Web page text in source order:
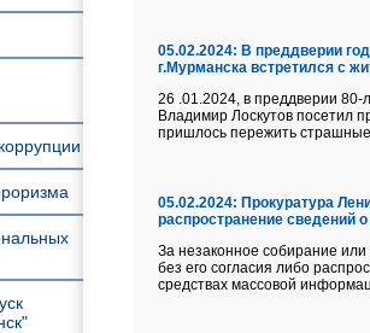
05.02.2024: В преддверии
г.Мурманска встретился с
26 .01.2024, в преддверии 80-
Владимир Лоскутов посетил
пришлось пережить страшные
05.02.2024: Прокуратура
распространение сведений
За незаконное собирание
без его согласия либо
средствах массовой